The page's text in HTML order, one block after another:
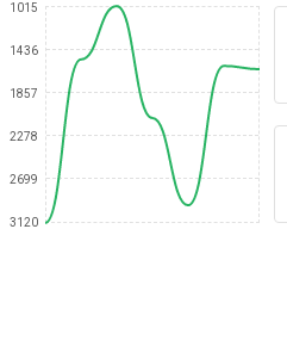
1015
1436
1857
2278
2699
3120